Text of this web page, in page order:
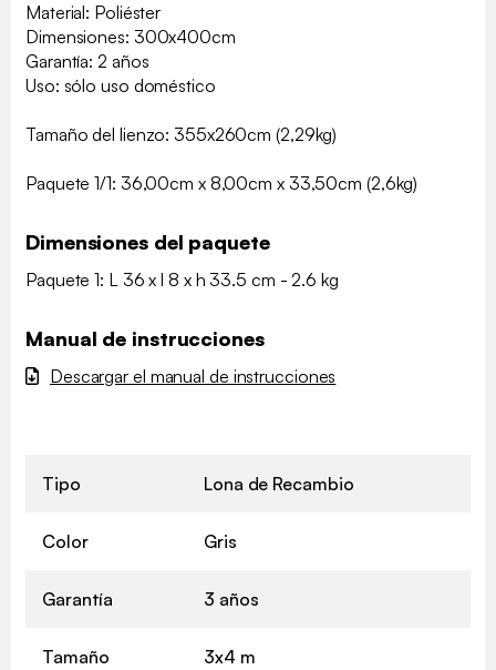
Material: Poliéster
Dimensiones: 300x400cm
Garantía: 2 años
Uso: sólo uso doméstico
Tamaño del lienzo: 355x260cm (2,29kg)
Paquete 1/1: 36,00cm x 8,00cm x 33,50cm (2,6kg)
Dimensiones del paquete
Paquete 1: L 36 x l 8 x h 33.5 cm - 2.6 kg
Manual de instrucciones
Descargar el manual de instrucciones
Tipo Lona de Recambio
Color Gris
Garantía 3 años
Tamaño 3x4 m